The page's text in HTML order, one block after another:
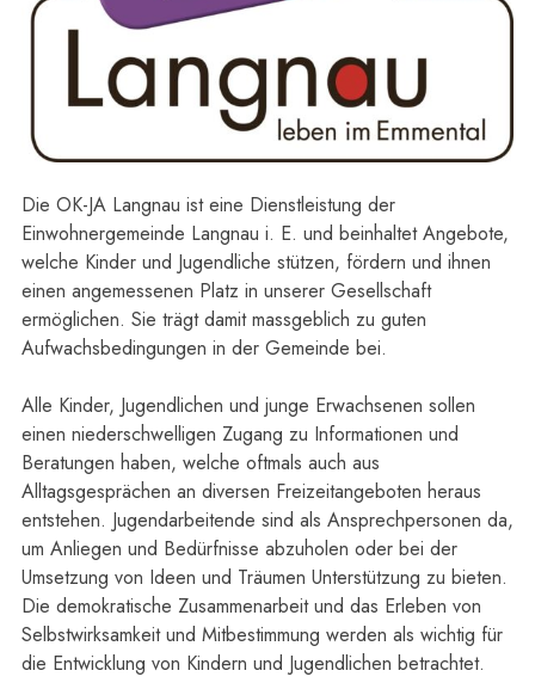
Die OK-JA Langnau ist eine Dienstleistung der
Einwohnergemeinde Langnau i. E. und beinhaltet Angebote,
welche Kinder und Jugendliche stützen, fördern und ihnen
einen angemessenen Platz in unserer Gesellschaft
ermöglichen. Sie trägt damit massgeblich zu guten
Aufwachsbedingungen in der Gemeinde bei.
Alle Kinder, Jugendlichen und junge Erwachsenen sollen
einen niederschwelligen Zugang zu Informationen und
Beratungen haben, welche oftmals auch aus
Alltagsgesprächen an diversen Freizeitangeboten heraus
entstehen. Jugendarbeitende sind als Ansprechpersonen da,
um Anliegen und Bedürfnisse abzuholen oder bei der
Umsetzung von Ideen und Träumen Unterstützung zu bieten.
Die demokratische Zusammenarbeit und das Erleben von
Selbstwirksamkeit und Mitbestimmung werden als wichtig für
die Entwicklung von Kindern und Jugendlichen betrachtet.